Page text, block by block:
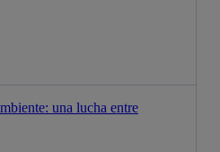
una lucha entre